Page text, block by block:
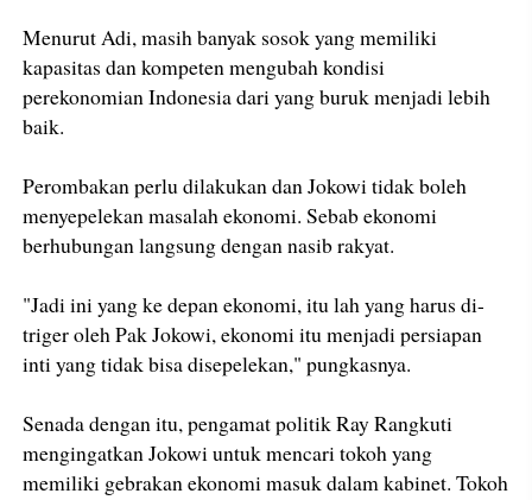
Menurut Adi, masih banyak sosok yang memiliki
kapasitas dan kompeten mengubah kondisi
perekonomian Indonesia dari yang buruk menjadi lebih
baik.
Perombakan perlu dilakukan dan Jokowi tidak boleh
menyepelekan masalah ekonomi. Sebab ekonomi
berhubungan langsung dengan nasib rakyat.
"Jadi ini yang ke depan ekonomi, itu lah yang harus di-
triger oleh Pak Jokowi, ekonomi itu menjadi persiapan
inti yang tidak bisa disepelekan," pungkasnya.
Senada dengan itu, pengamat politik Ray Rangkuti
mengingatkan Jokowi untuk mencari tokoh yang
memiliki gebrakan ekonomi masuk dalam kabinet. Tokoh